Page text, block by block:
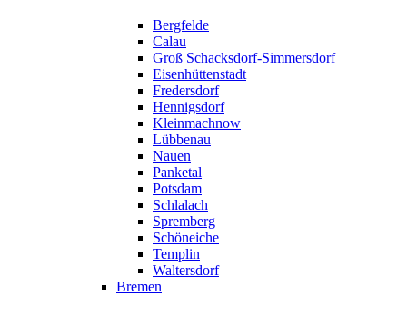
Bergfelde
Calau
Groß Schacksdorf-Simmersdorf
Eisenhüttenstadt
Fredersdorf
Hennigsdorf
Kleinmachnow
Lübbenau
Nauen
Panketal
Potsdam
Schlalach
Spremberg
Schöneiche
Templin
Waltersdorf
Bremen